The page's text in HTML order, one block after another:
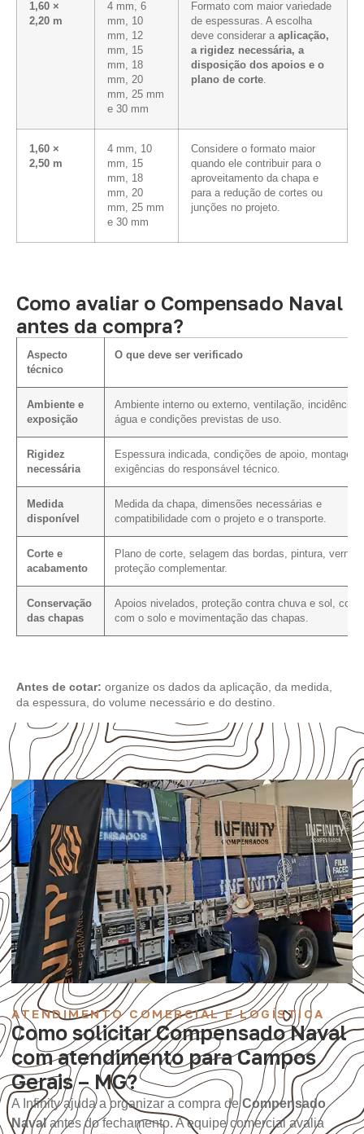
1,60 ×
2,20 m
4 mm, 6
mm, 10
mm, 12
mm, 15
mm, 18
mm, 20
mm, 25 mm
e 30 mm
Formato com maior variedade
de espessuras. A escolha
deve considerar a aplicação,
a rigidez necessária, a
disposição dos apoios e o
plano de corte.
1,60 ×
2,50 m
4 mm, 10
mm, 15
mm, 18
mm, 20
mm, 25 mm
e 30 mm
Considere o formato maior
quando ele contribuir para o
aproveitamento da chapa e
para a redução de cortes ou
junções no projeto.
Como avaliar o Compensado Naval
antes da compra?
Aspecto
técnico
O que deve ser verificado
Ambiente e
exposição
Ambiente interno ou externo, ventilação, incidência
água e condições previstas de uso.
Rigidez
necessária
Espessura indicada, condições de apoio, montagem
exigências do responsável técnico.
Medida
disponível
Medida da chapa, dimensões necessárias e
compatibilidade com o projeto e o transporte.
Corte e
acabamento
Plano de corte, selagem das bordas, pintura, verniz
proteção complementar.
Conservação
das chapas
Apoios nivelados, proteção contra chuva e sol,
com o solo e movimentação das chapas.
Antes de cotar: organize os dados da aplicação, da medida,
da espessura, do volume necessário e do destino.
ATENDIMENTO COMERCIAL E LOGÍSTICA
Como solicitar Compensado Naval
com atendimento para Campos
Gerais – MG?
A Infinity ajuda a organizar a compra deCompensado
Navalantes do fechamento. A equipe comercial avalia